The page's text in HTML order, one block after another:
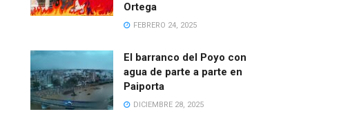
Ortega
FEBRERO 24, 2025
El barranco del Poyo con
agua de parte a parte en
Paiporta
DICIEMBRE 28, 2025